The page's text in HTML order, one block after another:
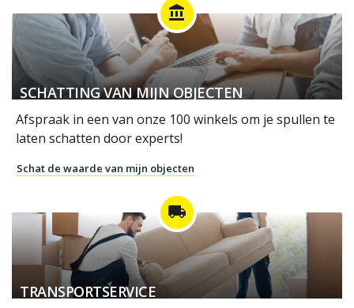
account_balance
SCHATTING VAN MIJN OBJECTEN
Afspraak in een van onze 100 winkels om je spullen te
laten schatten door experts!
Schat de waarde van mijn objecten
local_shipping
TRANSPORTSERVICE